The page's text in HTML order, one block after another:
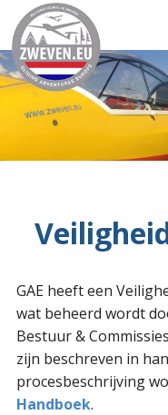
GAE heeft een
wat beheerd wordt
Bestuur &
zijn beschreven in
procesbeschrijving
Handboek.